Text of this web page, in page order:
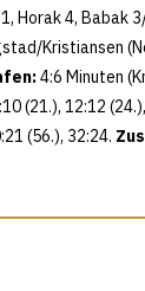
Horak 4, Babak
Kristiansen
4:6 Minuten
(21.), 12:12
(56.), 32:24.